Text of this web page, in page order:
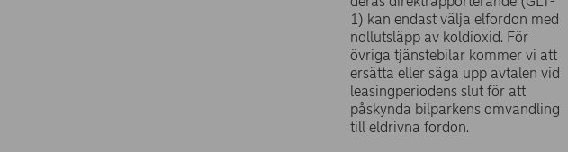
1) kan endast välja elfordon med
nollutsläpp av koldioxid. För
övriga tjänstebilar kommer vi att
ersätta eller säga upp avtalen vid
leasingperiodens slut för att
påskynda bilparkens omvandling
till eldrivna fordon.